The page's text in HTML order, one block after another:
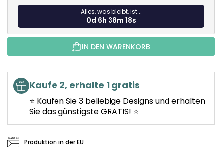
Alles, was bleibt, ist...
0d 6h 38m 17s
IN DEN WARENKORB
Kaufe 2, erhalte 1 gratis
⭐ Kaufen Sie 3 beliebige Designs und erhalten
Sie das günstigste GRATIS! ⭐
Produktion in der EU